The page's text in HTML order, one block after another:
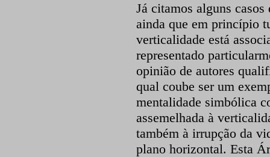
Já citamos alguns
ainda que em princípio
verticalidade está
representado
opinião de autores
qual coube ser um
mentalidade simbólica
assemelhada à
também à irrupção da
plano horizontal. Esta